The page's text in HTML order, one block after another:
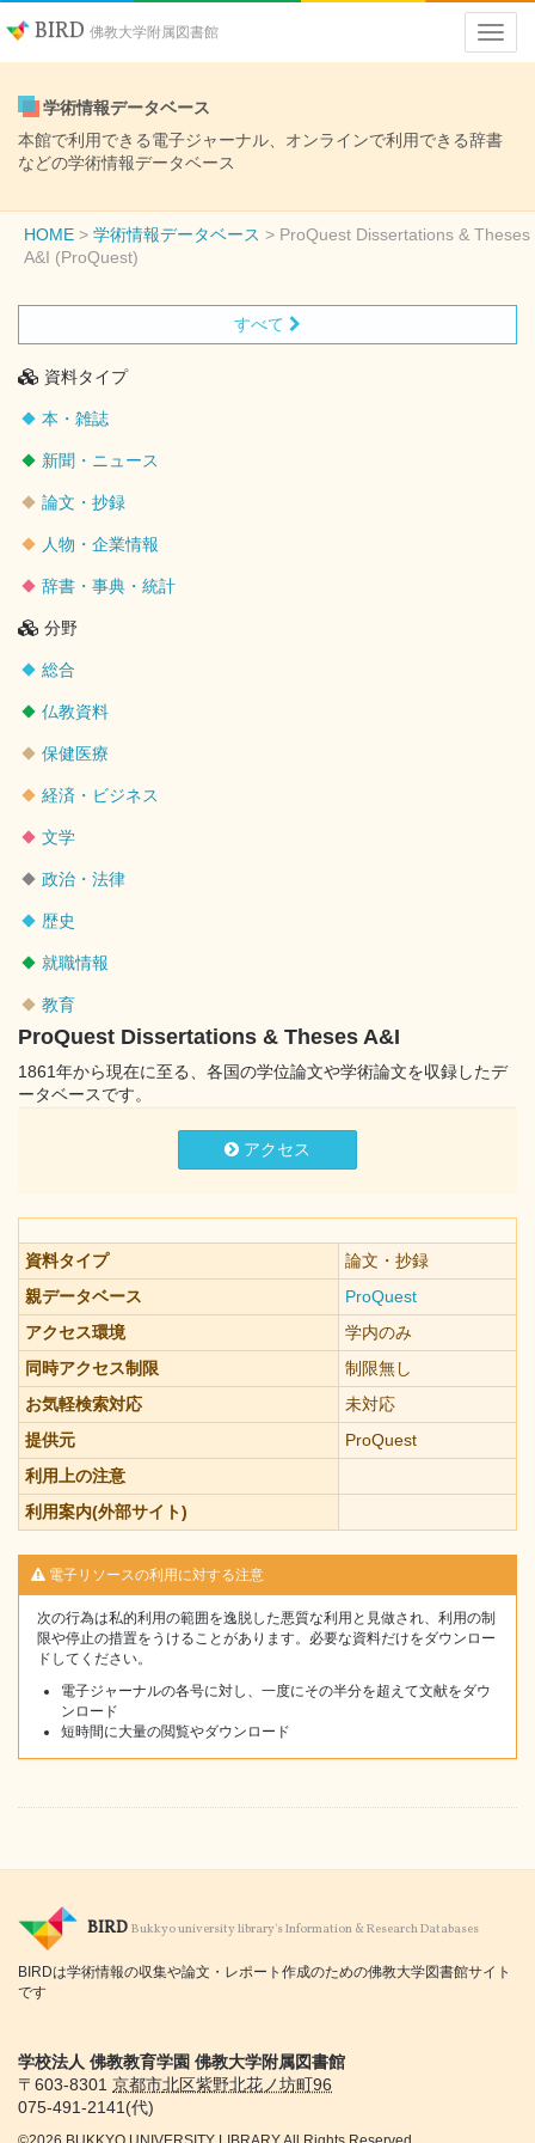
BIRD 佛教大学附属図書館
学術情報データベース
本館で利用できる電子ジャーナル、オンラインで利用できる辞書
などの学術情報データベース
HOME 学術情報データベース
ProQuest Dissertations & Theses
A&I (ProQuest)
すべて
資料タイプ
本・雑誌
新聞・ニュース
論文・抄録
人物・企業情報
辞書・事典・統計
分野
総合
仏教資料
保健医療
経済・ビジネス
文学
政治・法律
歴史
就職情報
教育
ProQuest Dissertations & Theses A&I
1861年から現在に至る、各国の学位論文や学術論文を収録したデ
ータベースです。
アクセス
資料タイプ
論文・抄録
親データベース
ProQuest
アクセス環境
学内のみ
同時アクセス制限
制限無し
お気軽検索対応
未対応
提供元
ProQuest
利用上の注意
利用案内(外部サイト)
電子リソースの利用に対する注意
次の行為は私的利用の範囲を逸脱した悪質な利用と見做され、利用の制
限や停止の措置をうけることがあります。必要な資料だけをダウンロー
ドしてください。
電子ジャーナルの各号に対し、一度にその半分を超えて文献をダウ
ンロード
短時間に大量の閲覧やダウンロード
BIRD Bukkyo university library's Information & Research Databases
BIRDは学術情報の収集や論文・レポート作成のための佛教大学図書館サイト
です
学校法人 佛教教育学園 佛教大学附属図書館
〒603-8301 京都市北区紫野北花ノ坊町96
075-491-2141(代)